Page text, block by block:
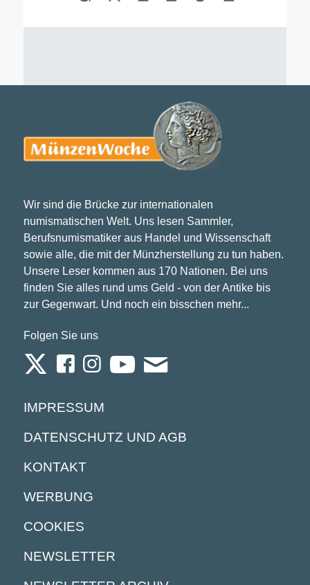
Wir sind die Brücke zur internationalen
numismatischen Welt. Uns lesen Sammler,
Berufsnumismatiker aus Handel und Wissenschaft
sowie alle, die mit der Münzherstellung zu tun haben.
Unsere Leser kommen aus 170 Nationen. Bei uns
finden Sie alles rund ums Geld - von der Antike bis
zur Gegenwart. Und noch ein bisschen mehr...
Folgen Sie uns
IMPRESSUM
DATENSCHUTZ UND AGB
KONTAKT
WERBUNG
COOKIES
NEWSLETTER